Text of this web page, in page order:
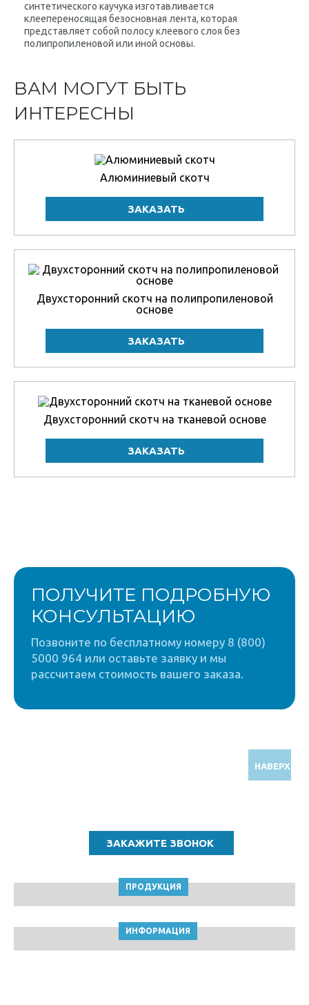
синтетического каучука изготавливается
клеепереносящая безосновная лента, которая
представляет собой полосу клеевого слоя без
полипропиленовой или иной основы.
ВАМ МОГУТ БЫТЬ
ИНТЕРЕСНЫ
Алюминиевый скотч
Двухсторонний скотч на полипропиленовой
основе
Двухсторонний скотч на тканевой основе
ПОЛУЧИТЕ ПОДРОБНУЮ
КОНСУЛЬТАЦИЮ
Позвоните по бесплатному номеру 8 (800)
5000 964 или оставьте заявку и мы
рассчитаем стоимость вашего заказа.
НАВЕРХ
ПРОДУКЦИЯ
ИНФОРМАЦИЯ